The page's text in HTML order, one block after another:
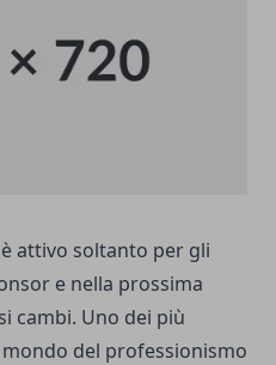
attivo soltanto per gli
e nella prossima
cambi. Uno dei più
del professionismo